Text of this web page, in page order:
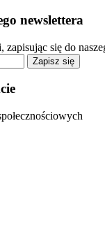
newslettera
się do
Zapisz się